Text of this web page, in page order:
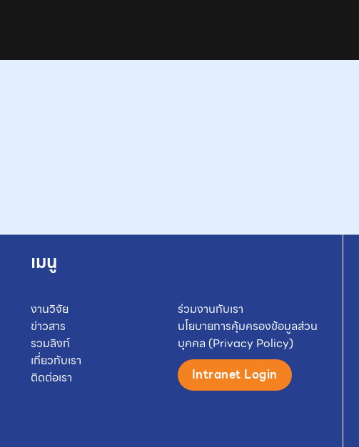
เมนู
งานวิจัย
ข่าวสาร
รวมลิงก์
เกี่ยวกับเรา
ติดต่อเรา
ร่วมงานกับเรา
นโยบายการคุ้มครองข้อมูลส่วน
บุคคล (Privacy Policy)
Intranet Login